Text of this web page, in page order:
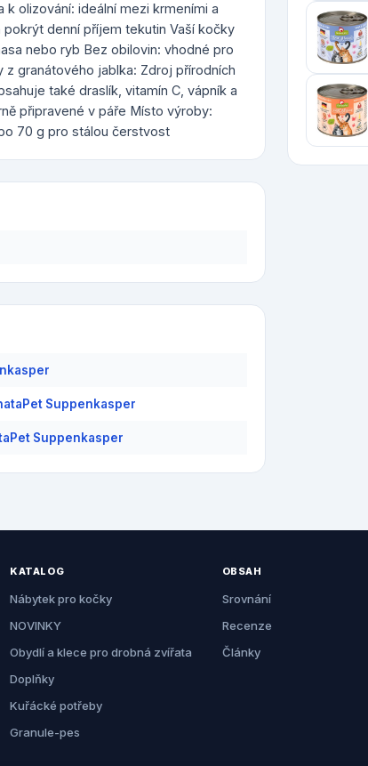
olizování: ideální mezi krmeními a
denní příjem tekutin Vaší kočky
nebo ryb Bez obilovin: vhodné pro
granátového jablka: Zdroj přírodních
také draslík, vitamín C, vápník a
připravené v páře Místo výroby:
70 g pro stálou čerstvost
Suppenkasper
Suppenkasper
KATALOG
Nábytek pro kočky
NOVINKY
Obydlí a klece pro drobná zvířata
Doplňky
Kuřácké potřeby
Granule-pes
OBSAH
Srovnání
Recenze
Články